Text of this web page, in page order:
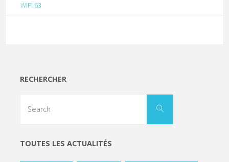
WIFI 63
RECHERCHER
TOUTES LES ACTUALITÉS